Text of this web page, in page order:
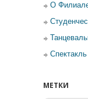
О
МЕТКИ